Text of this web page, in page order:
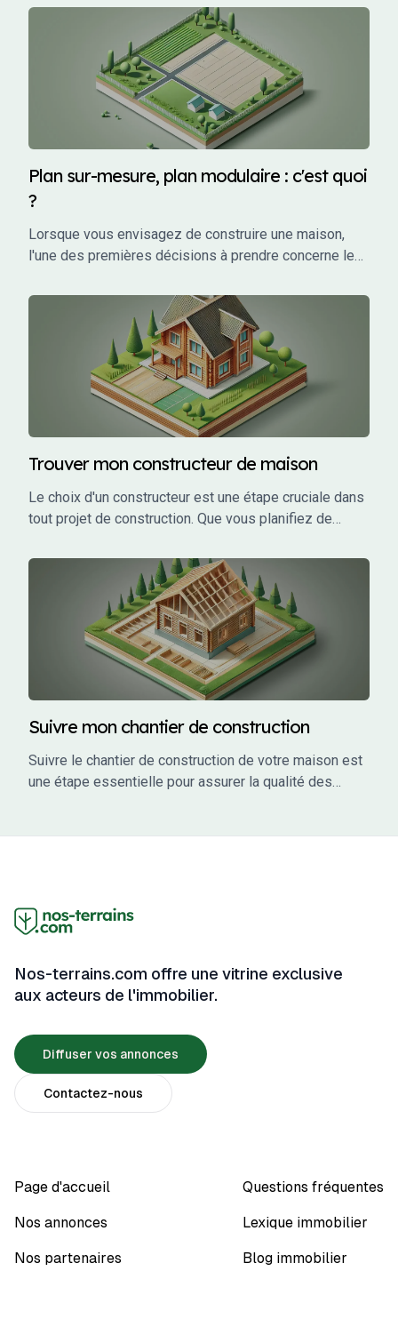
contrat encadre les relations entre le futur propriétaire
et le constructeur, garantissant une protection juridique
et financière tout au long du projet. Mais qu'est-ce que
le CCMI exactement, et pourquoi est-il si crucial pour
les particuliers qui souhaitent faire construire leur
maison ? Cet article vous explique en détail ce qu'est
un CCMI, ses avantages, et les éléments qu'il doit
Plan sur-mesure, plan modulaire : c'est quoi
?
Lorsque vous envisagez de construire une maison,
l'une des premières décisions à prendre concerne le
parler de plans sur-mesure et de plans modulaires,
mais qu'est-ce que cela signifie exactement ?
Trouver mon constructeur de maison
Le choix d'un constructeur est une étape cruciale dans
tout projet de construction. Que vous planifiez de
commercial, ou un investissement locatif, le bon
constructeur peut faire la différence entre un projet
réussi et un cauchemar.
Suivre mon chantier de construction
Suivre le chantier de construction de votre maison est
une étape essentielle pour assurer la qualité des
pratiques, des outils et des informations pour garantir
que votre projet se déroule sans accroc.
Nos-terrains.com offre une vitrine exclusive
aux acteurs de l'immobilier.
Diffuser vos annonces
Contactez-nous
Page d'accueil
Nos annonces
Nos partenaires
Questions fréquentes
Lexique immobilier
Blog immobilier